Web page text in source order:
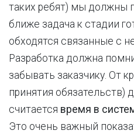
таких ребят) мы должны
ближе задача к стадии
обходятся связанные с
Разработка должна
забывать заказчику. От
принятия обязательств)
считается время в
Это очень важный